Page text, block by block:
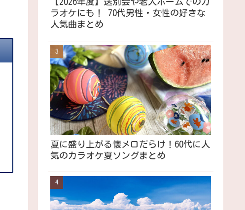
ラオケにも！ 70代男性・女性の好きな
人気曲まとめ
夏に盛り上がる懐メロだらけ！60代に人
気のカラオケ夏ソングまとめ